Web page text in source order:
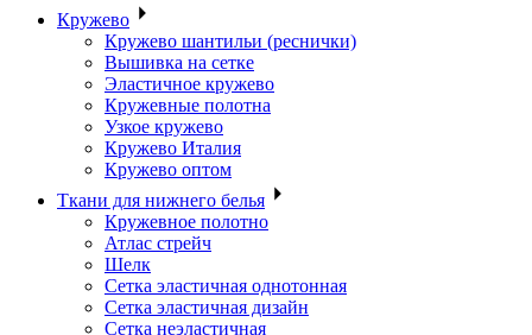
Кружево
Кружево шантильи (реснички)
Вышивка на сетке
Эластичное кружево
Кружевные полотна
Узкое кружево
Кружево Италия
Кружево оптом
Ткани для нижнего белья
Кружевное полотно
Атлас стрейч
Шелк
Сетка эластичная однотонная
Сетка эластичная дизайн
Сетка неэластичная